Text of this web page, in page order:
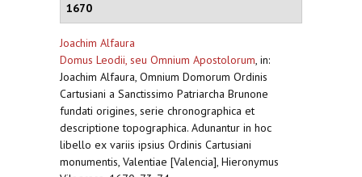
1670
Joachim Alfaura
Domus Leodii, seu Omnium Apostolorum, in:
Joachim Alfaura, Omnium Domorum Ordinis
Cartusiani a Sanctissimo Patriarcha Brunone
fundati origines, serie chronographica et
descriptione topographica. Adunantur in hoc
libello ex variis ipsius Ordinis Cartusiani
monumentis, Valentiae [Valencia], Hieronymus